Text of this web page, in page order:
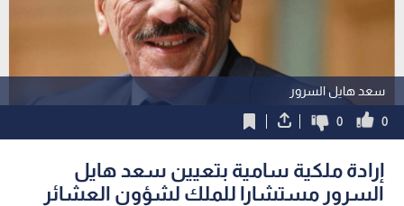
سعد هايل السرور
0
0
إرادة ملكية سامية بتعيين سعد هايل
السرور مستشارا للملك لشؤون العشائر